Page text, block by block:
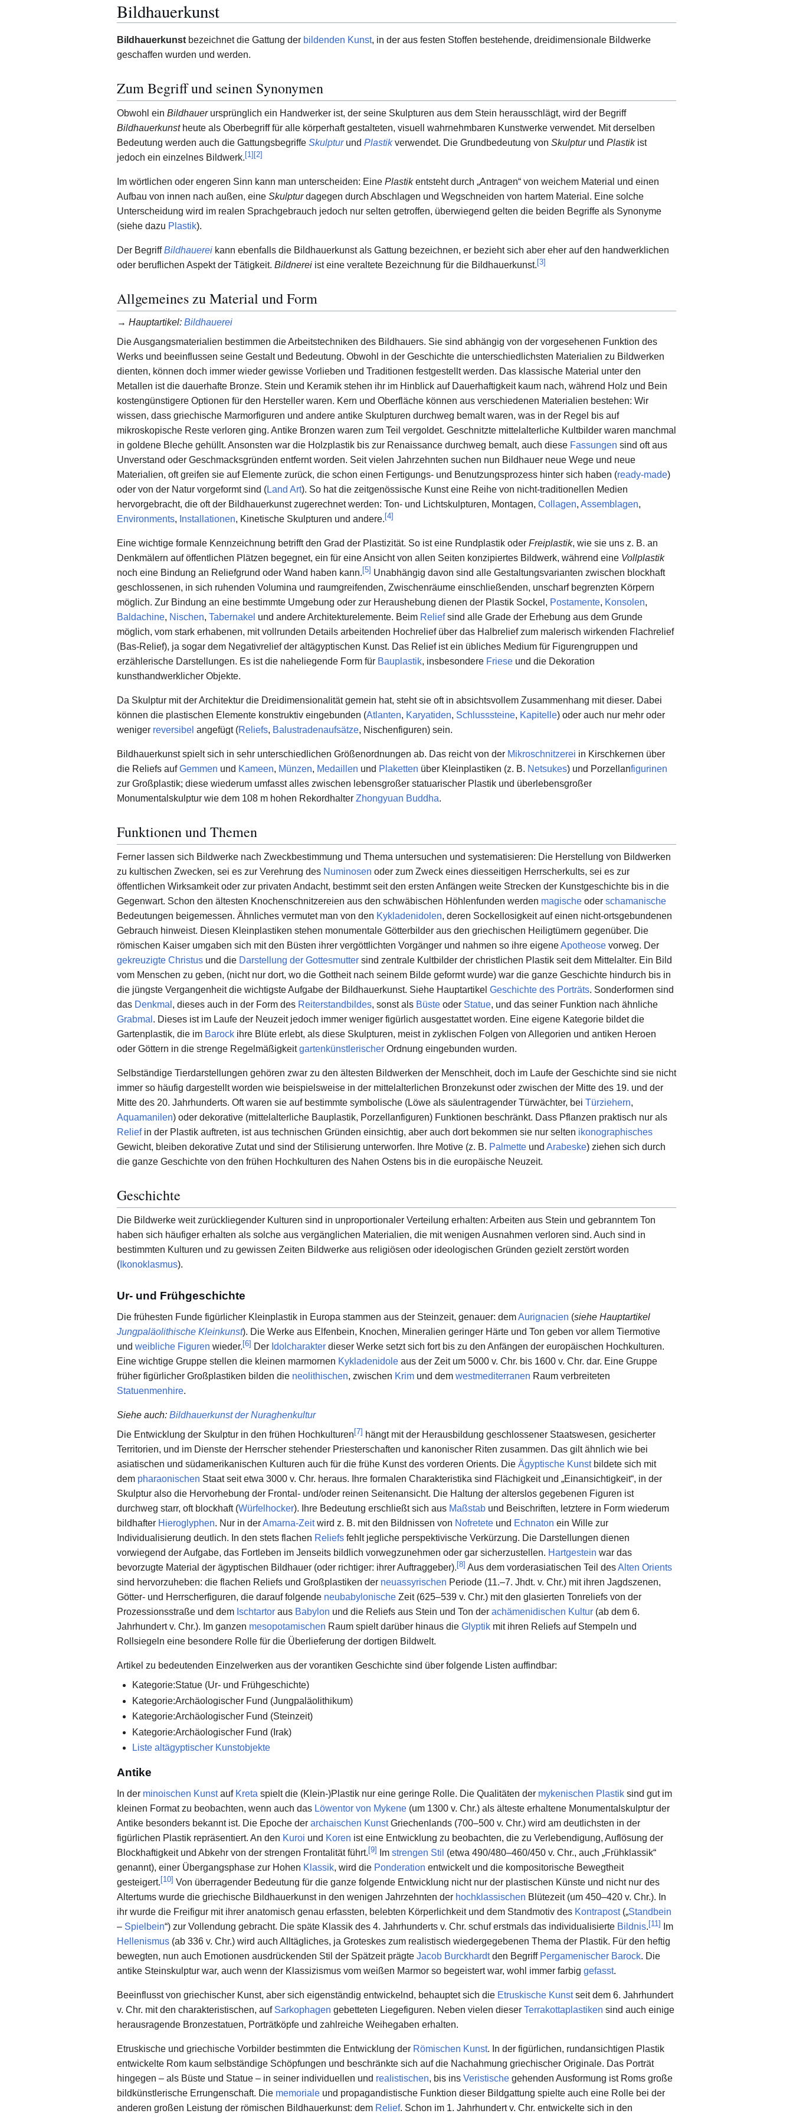
Bildhauerkunst
Bildhauerkunst bezeichnet die Gattung der bildenden Kunst, in der aus festen Stoffen bestehende, dreidimensionale Bildwerke
geschaffen wurden und werden.
Zum Begriff und seinen Synonymen
Obwohl ein Bildhauerursprünglich ein Handwerker ist, der seine Skulpturen aus dem Stein herausschlägt, wird der Begriff
Bildhauerkunstheute als Oberbegriff für alle körperhaft gestalteten, visuell wahrnehmbaren Kunstwerke verwendet. Mit derselben
Bedeutung werden auch die Gattungsbegriffe Skulpturund Plastikverwendet. Die Grundbedeutung von Skulpturund Plastikist
jedoch ein einzelnes Bildwerk. [1 ] [2]
Im wörtlichen oder engeren Sinn kann man unterscheiden: Eine Plastikentsteht durch „Antragen“ von weichem Material und einen
Aufbau von innen nach außen, eine Skulpturdagegen durch Abschlagen und Wegschneiden von hartem Material. Eine solche
Unterscheidung wird im realen Sprachgebrauch jedoch nur selten getroffen, überwiegend gelten die beiden Begriffe als Synonyme
(siehe dazu Plastik).
Der BegriffBildhauerei kann ebenfalls die Bildhauerkunst als Gattung bezeichnen, er bezieht sich aber eher auf den handwerklichen
oder beruflichen Aspekt der Tätigkeit. Bildnerei ist eine veraltete Bezeichnung für die Bildhauerkunst. [3]
Allgemeines zu Material und Form
→ Hauptartikel: Bildhauerei
Die Ausgangsmaterialien bestimmen die Arbeitstechniken des Bildhauers. Sie sind abhängig von der vorgesehenen Funktion des
Werks und beeinflussen seine Gestalt und Bedeutung. Obwohl in der Geschichte die unterschiedlichsten Materialien zu Bildwerken
dienten, können doch immer wieder gewisse Vorlieben und Traditionen festgestellt werden. Das klassische Material unter den
Metallen ist die dauerhafte Bronze. Stein und Keramik stehen ihr im Hinblick auf Dauerhaftigkeit kaum nach, während Holz und Bein
kostengünstigere Optionen für den Hersteller waren. Kern und Oberfläche können aus verschiedenen Materialien bestehen: Wir
wissen, dass griechische Marmorfiguren und andere antike Skulpturen durchweg bemalt waren, was in der Regel bis auf
mikroskopische Reste verloren ging. Antike Bronzen waren zum Teil vergoldet. Geschnitzte mittelalterliche Kultbilder waren manchmal
in goldene Bleche gehüllt. Ansonsten war die Holzplastik bis zur Renaissance durchweg bemalt, auch diese Fassungen sind oft aus
Unverstand oder Geschmacksgründen entfernt worden. Seit vielen Jahrzehnten suchen nun Bildhauer neue Wege und neue
Materialien, oft greifen sie auf Elemente zurück, die schon einen Fertigungs- und Benutzungsprozess hinter sich haben (ready-made)
oder von der Natur vorgeformt sind (Land Art). So hat die zeitgenössische Kunst eine Reihe von nicht-traditionellen Medien
hervorgebracht, die oft der Bildhauerkunst zugerechnet werden: Ton- und Lichtskulpturen, Montagen, Collagen, Assemblagen,
Environments, Installationen, Kinetische Skulpturen und andere. [4]
Eine wichtige formale Kennzeichnung betrifft den Grad der Plastizität. So ist eine Rundplastik oder Freiplastik, wie sie uns z. B. an
Denkmälern auf öffentlichen Plätzen begegnet, ein für eine Ansicht von allen Seiten konzipiertes Bildwerk, während eine Vollplastik
noch eine Bindung an Reliefgrund oder Wand haben kann. [5] Unabhängig davon sind alle Gestaltungsvarianten zwischen blockhaft
geschlossenen, in sich ruhenden Volumina und raumgreifenden, Zwischenräume einschließenden, unscharf begrenzten Körpern
möglich. Zur Bindung an eine bestimmte Umgebung oder zur Heraushebung dienen der Plastik Sockel, Postamente, Konsolen,
Baldachine, Nischen, Tabernakel und andere Architekturelemente. Beim Reliefsind alle Grade der Erhebung aus dem Grunde
möglich, vom stark erhabenen, mit vollrunden Details arbeitenden Hochrelief über das Halbrelief zum malerisch wirkenden Flachrelief
(Bas-Relief), ja sogar dem Negativrelief der altägyptischen Kunst. Das Relief ist ein übliches Medium für Figurengruppen und
erzählerische Darstellungen. Es ist die naheliegende Form für Bauplastik, insbesondere Friese und die Dekoration
kunsthandwerklicher Objekte.
Da Skulptur mit der Architektur die Dreidimensionalität gemein hat, steht sie oft in absichtsvollem Zusammenhang mit dieser. Dabei
können die plastischen Elemente konstruktiv eingebunden (Atlanten, Karyatiden, Schlusssteine, Kapitelle) oder auch nur mehr oder
weniger reversibel angefügt (Reliefs, Balustradenaufsätze, Nischenfiguren) sein.
Bildhauerkunst spielt sich in sehr unterschiedlichen Größenordnungen ab. Das reicht von der Mikroschnitzerei in Kirschkernen über
die Reliefs aufGemmen und Kameen, Münzen, Medaillen und Plaketten über Kleinplastiken (z. B. Netsukes) und Porzellanfigurinen
zur Großplastik; diese wiederum umfasst alles zwischen lebensgroßer statuarischer Plastik und überlebensgroßer
Monumentalskulptur wie dem 108 m hohen Rekordhalter Zhongyuan Buddha.
Funktionen und Themen
Ferner lassen sich Bildwerke nach Zweckbestimmung und Thema untersuchen und systematisieren: Die Herstellung von Bildwerken
zu kultischen Zwecken, sei es zur Verehrung des Numinosen oder zum Zweck eines diesseitigen Herrscherkults, sei es zur
öffentlichen Wirksamkeit oder zur privaten Andacht, bestimmt seit den ersten Anfängen weite Strecken der Kunstgeschichte bis in die
Gegenwart. Schon den ältesten Knochenschnitzereien aus den schwäbischen Höhlenfunden werden magische oder schamanische
Bedeutungen beigemessen. Ähnliches vermutet man von den Kykladenidolen, deren Sockellosigkeit auf einen nicht-ortsgebundenen
Gebrauch hinweist. Diesen Kleinplastiken stehen monumentale Götterbilder aus den griechischen Heiligtümern gegenüber. Die
römischen Kaiser umgaben sich mit den Büsten ihrer vergöttlichten Vorgänger und nahmen so ihre eigeneApotheose vorweg. Der
gekreuzigte Christus und die Darstellung der Gottesmutter sind zentrale Kultbilder der christlichen Plastik seit dem Mittelalter. Ein Bild
vom Menschen zu geben, (nicht nur dort, wo die Gottheit nach seinem Bilde geformt wurde) war die ganze Geschichte hindurch bis in
die jüngste Vergangenheit die wichtigste Aufgabe der Bildhauerkunst. Siehe Hauptartikel Geschichte des Porträts. Sonderformen sind
das Denkmal , dieses auch in der Form des Reiterstandbildes, sonst als Büste oder Statue, und das seiner Funktion nach ähnliche
Grabmal . Dieses ist im Laufe der Neuzeit jedoch immer weniger figürlich ausgestattet worden. Eine eigene Kategorie bildet die
Gartenplastik, die im Barock ihre Blüte erlebt, als diese Skulpturen, meist in zyklischen Folgen von Allegorien und antiken Heroen
oder Göttern in die strenge Regelmäßigkeitgartenkünstlerischer Ordnung eingebunden wurden.
Selbständige Tierdarstellungen gehören zwar zu den ältesten Bildwerken der Menschheit, doch im Laufe der Geschichte sind sie nicht
immer so häufig dargestellt worden wie beispielsweise in der mittelalterlichen Bronzekunst oder zwischen der Mitte des 19. und der
Mitte des 20. Jahrhunderts. Oft waren sie auf bestimmte symbolische (Löwe als säulentragender Türwächter, bei Türziehern,
Aquamanilen) oder dekorative (mittelalterliche Bauplastik, Porzellanfiguren) Funktionen beschränkt. Dass Pflanzen praktisch nur als
Reliefin der Plastik auftreten, ist aus technischen Gründen einsichtig, aber auch dort bekommen sie nur selten ikonographisches
Gewicht, bleiben dekorative Zutat und sind der Stilisierung unterworfen. Ihre Motive (z. B. Palmette und Arabeske) ziehen sich durch
die ganze Geschichte von den frühen Hochkulturen des Nahen Ostens bis in die europäische Neuzeit.
Geschichte
Die Bildwerke weit zurückliegender Kulturen sind in unproportionaler Verteilung erhalten: Arbeiten aus Stein und gebranntem Ton
haben sich häufiger erhalten als solche aus vergänglichen Materialien, die mit wenigen Ausnahmen verloren sind. Auch sind in
bestimmten Kulturen und zu gewissen Zeiten Bildwerke aus religiösen oder ideologischen Gründen gezielt zerstört worden
( Ikonoklasmus).
Ur- und Frühgeschichte
Die frühesten Funde figürlicher Kleinplastik in Europa stammen aus der Steinzeit, genauer: demAurignacien (siehe Hauptartikel
Jungpaläolithische Kleinkunst). Die Werke aus Elfenbein, Knochen, Mineralien geringer Härte und Ton geben vor allem Tiermotive
und weibliche Figuren wieder.[6] Der Idolcharakter dieser Werke setzt sich fort bis zu den Anfängen der europäischen Hochkulturen.
Eine wichtige Gruppe stellen die kleinen marmornen Kykladenidole aus der Zeit um 5000 v. Chr. bis 1600 v. Chr. dar. Eine Gruppe
früher figürlicher Großplastiken bilden die neolithischen, zwischen Krim und dem westmediterranen Raum verbreiteten
Statuenmenhire.
Siehe auch: Bildhauerkunst der Nuraghenkultur
Die Entwicklung der Skulptur in den frühen Hochkulturen[7] hängt mit der Herausbildung geschlossener Staatswesen, gesicherter
Territorien, und im Dienste der Herrscher stehender Priesterschaften und kanonischer Riten zusammen. Das gilt ähnlich wie bei
asiatischen und südamerikanischen Kulturen auch für die frühe Kunst des vorderen Orients. Die Ägyptische Kunstbildete sich mit
dem pharaonischen Staat seit etwa 3000 v. Chr. heraus. Ihre formalen Charakteristika sind Flächigkeit und „Einansichtigkeit“, in der
Skulptur also die Hervorhebung der Frontal- und/oder reinen Seitenansicht. Die Haltung der alterslos gegebenen Figuren ist
durchweg starr, oft blockhaft (Würfelhocker). Ihre Bedeutung erschließt sich aus Maßstab und Beischriften, letztere in Form wiederum
bildhafter Hieroglyphen. Nur in derAmarna-Zeitwird z. B. mit den Bildnissen von Nofretete und Echnaton ein Wille zur
Individualisierung deutlich. In den stets flachen Reliefs fehlt jegliche perspektivische Verkürzung. Die Darstellungen dienen
vorwiegend der Aufgabe, das Fortleben im Jenseits bildlich vorwegzunehmen oder gar sicherzustellen. Hartgestein war das
bevorzugte Material der ägyptischen Bildhauer (oder richtiger: ihrer Auftraggeber).[8] Aus dem vorderasiatischen Teil desAlten Orients
sind hervorzuheben: die flachen Reliefs und Großplastiken der neuassyrischen Periode (11.–7. Jhdt. v. Chr.) mit ihren Jagdszenen,
Götter- und Herrscherfiguren, die darauf folgende neubabylonische Zeit (625–539 v. Chr.) mit den glasierten Tonreliefs von der
Prozessionsstraße und dem Ischtartor aus Babylon und die Reliefs aus Stein und Ton der achämenidischen Kultur (ab dem 6.
Jahrhundert v. Chr.). Im ganzen mesopotamischen Raum spielt darüber hinaus die Glyptik mit ihren Reliefs auf Stempeln und
Rollsiegeln eine besondere Rolle für die Überlieferung der dortigen Bildwelt.
Artikel zu bedeutenden Einzelwerken aus der vorantiken Geschichte sind über folgende Listen auffindbar:
Kategorie:Statue (Ur- und Frühgeschichte)
Kategorie:Archäologischer Fund (Jungpaläolithikum)
Kategorie:Archäologischer Fund (Steinzeit)
Kategorie:Archäologischer Fund (Irak)
Liste altägyptischer Kunstobjekte
Antike
In der minoischen Kunstauf Kreta spielt die (Klein-)Plastik nur eine geringe Rolle. Die Qualitäten der mykenischen Plastik sind gut im
kleinen Format zu beobachten, wenn auch das Löwentor von Mykene (um 1300 v. Chr.) als älteste erhaltene Monumentalskulptur der
Antike besonders bekannt ist. Die Epoche der archaischen KunstGriechenlands (700–500 v. Chr.) wird am deutlichsten in der
figürlichen Plastik repräsentiert. An den Kuroi und Koren ist eine Entwicklung zu beobachten, die zu Verlebendigung, Auflösung der
Blockhaftigkeit und Abkehr von der strengen Frontalität führt.[9] Im strengen Stil (etwa 490/480–460/450 v. Chr., auch „Frühklassik“
genannt), einer Übergangsphase zur Hohen Klassik, wird die Ponderation entwickelt und die kompositorische Bewegtheit
gesteigert.[10] Von überragender Bedeutung für die ganze folgende Entwicklung nicht nur der plastischen Künste und nicht nur des
Altertums wurde die griechische Bildhauerkunst in den wenigen Jahrzehnten der hochklassischen Blütezeit (um 450–420 v. Chr.). In
ihr wurde die Freifigur mit ihrer anatomisch genau erfassten, belebten Körperlichkeit und dem Standmotiv des Kontrapost(„Standbein
– Spielbein“) zur Vollendung gebracht. Die späte Klassik des 4. Jahrhunderts v. Chr. schuf erstmals das individualisierte Bildnis.[11]
Im
Hellenismus (ab 336 v. Chr.) wird auch Alltägliches, ja Groteskes zum realistisch wiedergegebenen Thema der Plastik. Für den heftig
bewegten, nun auch Emotionen ausdrückenden Stil der Spätzeit prägte Jacob Burckhardtden Begriff Pergamenischer Barock. Die
antike Steinskulptur war, auch wenn der Klassizismus vom weißen Marmor so begeistert war, wohl immer farbig gefasst.
Beeinflusst von griechischer Kunst, aber sich eigenständig entwickelnd, behauptet sich die Etruskische Kunstseit dem 6. Jahrhundert
v. Chr. mit den charakteristischen, auf Sarkophagen gebetteten Liegefiguren. Neben vielen dieser Terrakottaplastiken sind auch einige
herausragende Bronzestatuen, Porträtköpfe und zahlreiche Weihegaben erhalten.
Etruskische und griechische Vorbilder bestimmten die Entwicklung der Römischen Kunst. In der figürlichen, rundansichtigen Plastik
entwickelte Rom kaum selbständige Schöpfungen und beschränkte sich auf die Nachahmung griechischer Originale. Das Porträt
hingegen – als Büste und Statue – in seiner individuellen und realistischen, bis ins Veristische gehenden Ausformung ist Roms große
bildkünstlerische Errungenschaft. Die memoriale und propagandistische Funktion dieser Bildgattung spielte auch eine Rolle bei der
anderen großen Leistung der römischen Bildhauerkunst: dem Relief. Schon im 1. Jahrhundert v. Chr. entwickelte sich in den